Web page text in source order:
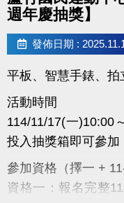
面！
週年慶抽獎】
發佈日期 :
蘆
竹
民
運
動
中
心
六
年
慶
抽
獎
平板、智慧手錶、
活動時間
114/11/17(一)10:00
投入抽獎箱即可參加
參加資格（擇一 +
資格一：報名完整